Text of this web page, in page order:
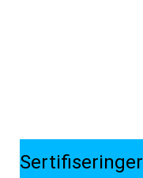
Sertifiseringer